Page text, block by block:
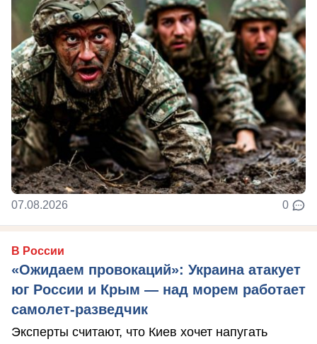
07.08.2026 0
В России
«Ожидаем провокаций»: Украина атакует
юг России и Крым — над морем работает
самолет-разведчик
Эксперты считают, что Киев хочет напугать